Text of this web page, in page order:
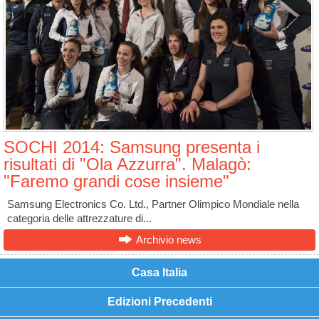
SOCHI 2014: Samsung presenta i
risultati di "Ola Azzurra". Malagò:
"Faremo grandi cose insieme"
Samsung Electronics Co. Ltd., Partner Olimpico Mondiale nella
categoria delle attrezzature di...
Archivio news
Casa Italia
Edizioni Precedenti